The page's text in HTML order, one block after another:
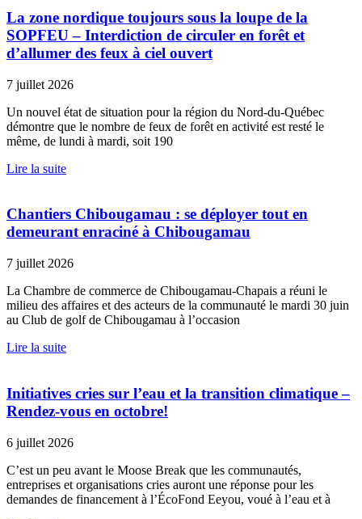
La zone nordique toujours sous la loupe de la
SOPFEU – Interdiction de circuler en forêt et
d’allumer des feux à ciel ouvert
7 juillet 2026
Un nouvel état de situation pour la région du Nord-du-Québec
démontre que le nombre de feux de forêt en activité est resté le
même, de lundi à mardi, soit 190
Lire la suite
Chantiers Chibougamau : se déployer tout en
demeurant enraciné à Chibougamau
7 juillet 2026
La Chambre de commerce de Chibougamau-Chapais a réuni le
milieu des affaires et des acteurs de la communauté le mardi 30 juin
au Club de golf de Chibougamau à l’occasion
Lire la suite
Initiatives cries sur l’eau et la transition climatique –
Rendez-vous en octobre!
6 juillet 2026
C’est un peu avant le Moose Break que les communautés,
entreprises et organisations cries auront une réponse pour les
demandes de financement à l’ÉcoFond Eeyou, voué à l’eau et à